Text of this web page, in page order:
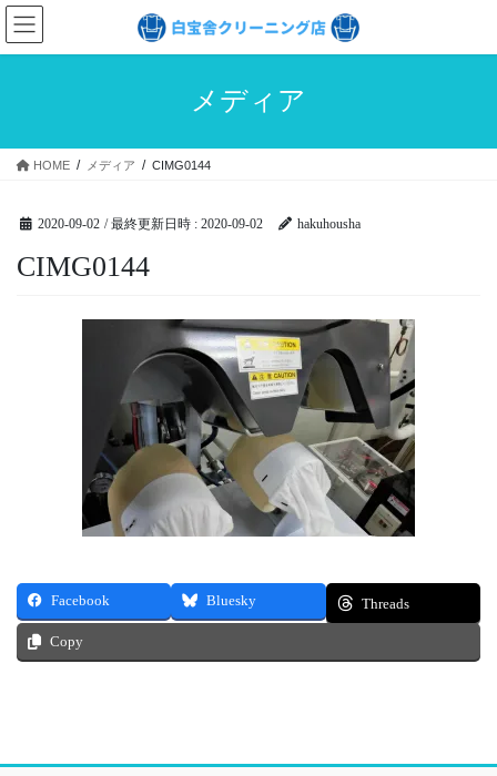
コ
ン
テ
ス
ナ
ビ
ゲ
ン
メディア
HOME メディア CIMG0144
2020-09-02 / 最終更新日時 : 2020-09-02 hakuhousha
CIMG0144
Facebook Bluesky Threads
Copy